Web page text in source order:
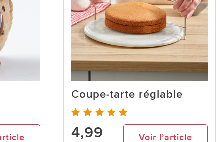
Coupe-tarte réglable
4,99 Voir l’article